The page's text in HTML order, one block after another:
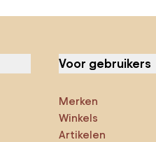
Voor gebruikers
Merken
Winkels
Artikelen